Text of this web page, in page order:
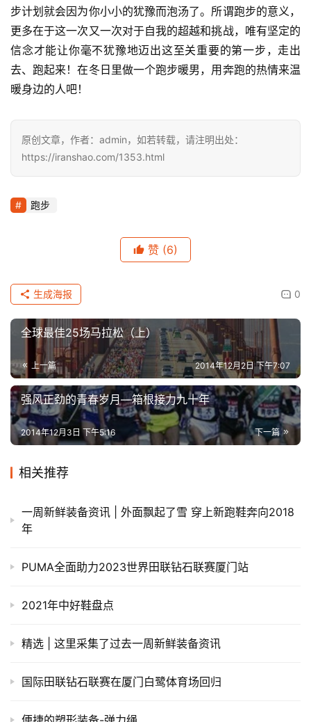
步计划就会因为你小小的犹豫而泡汤了。所谓跑步的意义，
更多在于这一次又一次对于自我的超越和挑战，唯有坚定的
信念才能让你毫不犹豫地迈出这至关重要的第一步，走出
去、跑起来！在冬日里做一个跑步暖男，用奔跑的热情来温
暖身边的人吧！
原创文章，作者：admin，如若转载，请注明出处：
https://iranshao.com/1353.html
跑步
赞 (6)
0
生成海报
全球最佳25场马拉松（上）
上一篇 2014年12月2日 下午7:07
强风正劲的青春岁月—箱根接力九十年
下一篇
2014年12月3日 下午5:16
相关推荐
一周新鲜装备资讯 | 外面飘起了雪 穿上新跑鞋奔向2018
年
PUMA全面助力2023世界田联钻石联赛厦门站
2021年中好鞋盘点
精选 | 这里采集了过去一周新鲜装备资讯
国际田联钻石联赛在厦门白鹭体育场回归